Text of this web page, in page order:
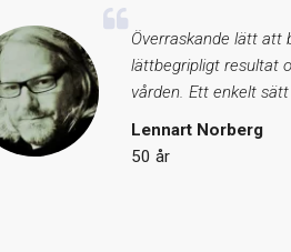
Överraskande lätt att
lättbegripligt resultat
vården. Ett enkelt
Lennart Norberg
50 år